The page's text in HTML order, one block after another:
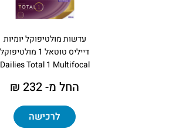
עדשות מולטיפוקל יומיות
דייליס טוטאל 1 מולטיפוקל
Dailies Total 1 Multifocal
החל מ- 232 ₪
לרכישה